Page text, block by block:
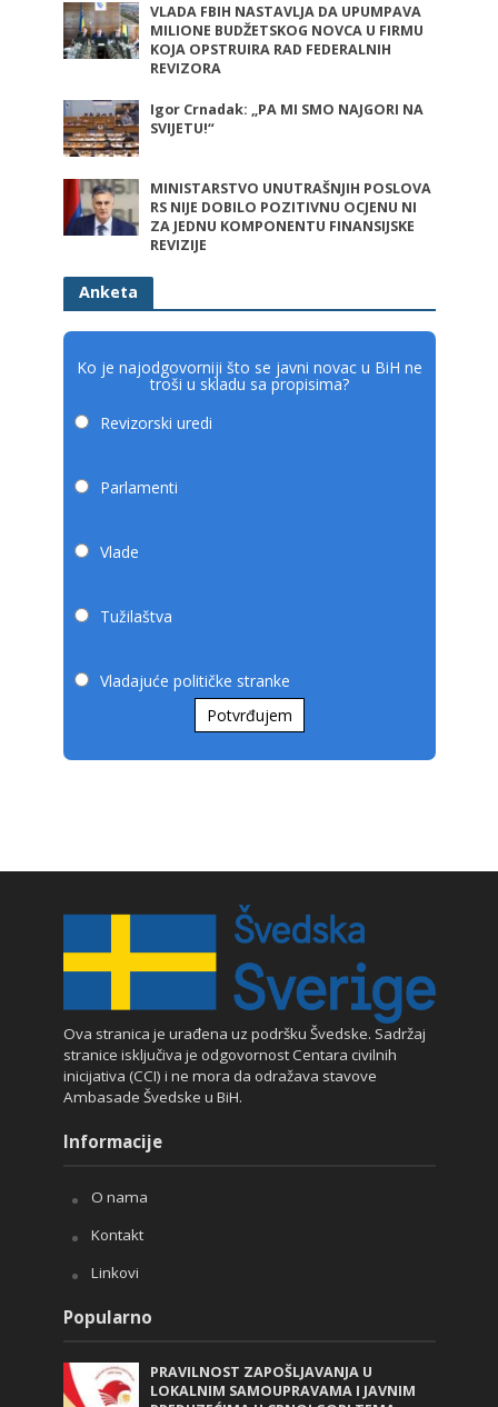
VLADA FBIH NASTAVLJA DA UPUMPAVA
MILIONE BUDŽETSKOG NOVCA U FIRMU
KOJA OPSTRUIRA RAD FEDERALNIH
REVIZORA
Igor Crnadak: „PA MI SMO NAJGORI NA
SVIJETU!“
MINISTARSTVO UNUTRAŠNJIH POSLOVA
RS NIJE DOBILO POZITIVNU OCJENU NI
ZA JEDNU KOMPONENTU FINANSIJSKE
REVIZIJE
Anketa
Ko je najodgovorniji što se javni novac u BiH ne
troši u skladu sa propisima?
Revizorski uredi
Parlamenti
Vlade
Tužilaštva
Vladajuće političke stranke
Potvrđujem
Ova stranica je urađena uz podršku Švedske. Sadržaj
stranice isključiva je odgovornost Centara civilnih
inicijativa (CCI) i ne mora da odražava stavove
Ambasade Švedske u BiH.
Informacije
O nama
Kontakt
Linkovi
Popularno
PRAVILNOST ZAPOŠLJAVANJA U
LOKALNIM SAMOUPRAVAMA I JAVNIM